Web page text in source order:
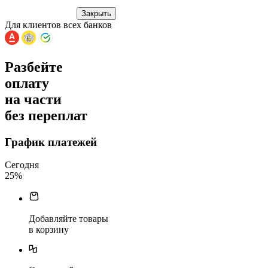
Закрыть
Для клиентов всех банков
Разбейте
оплату
на части
без переплат
График платежей
Сегодня
25%
Добавляйте товары
в корзину